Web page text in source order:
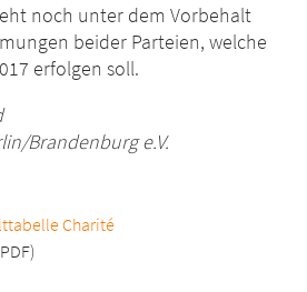
noch unter dem Vorbehalt
beider Parteien, welche
erfolgen soll.
Brandenburg e.V.
Charité
PDF)